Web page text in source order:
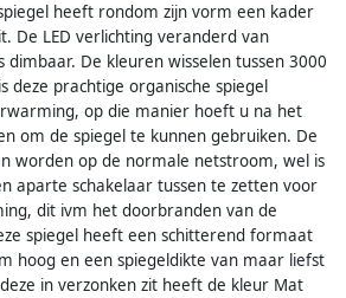
heeft rondom zijn vorm een kader
De LED verlichting veranderd van
De kleuren wisselen tussen 3000
deze prachtige organische spiegel
op die manier hoeft u na het
om de spiegel te kunnen gebruiken. De
worden op de normale netstroom, wel is
aparte schakelaar tussen te zetten voor
dit ivm het doorbranden van de
spiegel heeft een schitterend formaat
hoog en een spiegeldikte van maar liefst
in verzonken zit heeft de kleur Mat